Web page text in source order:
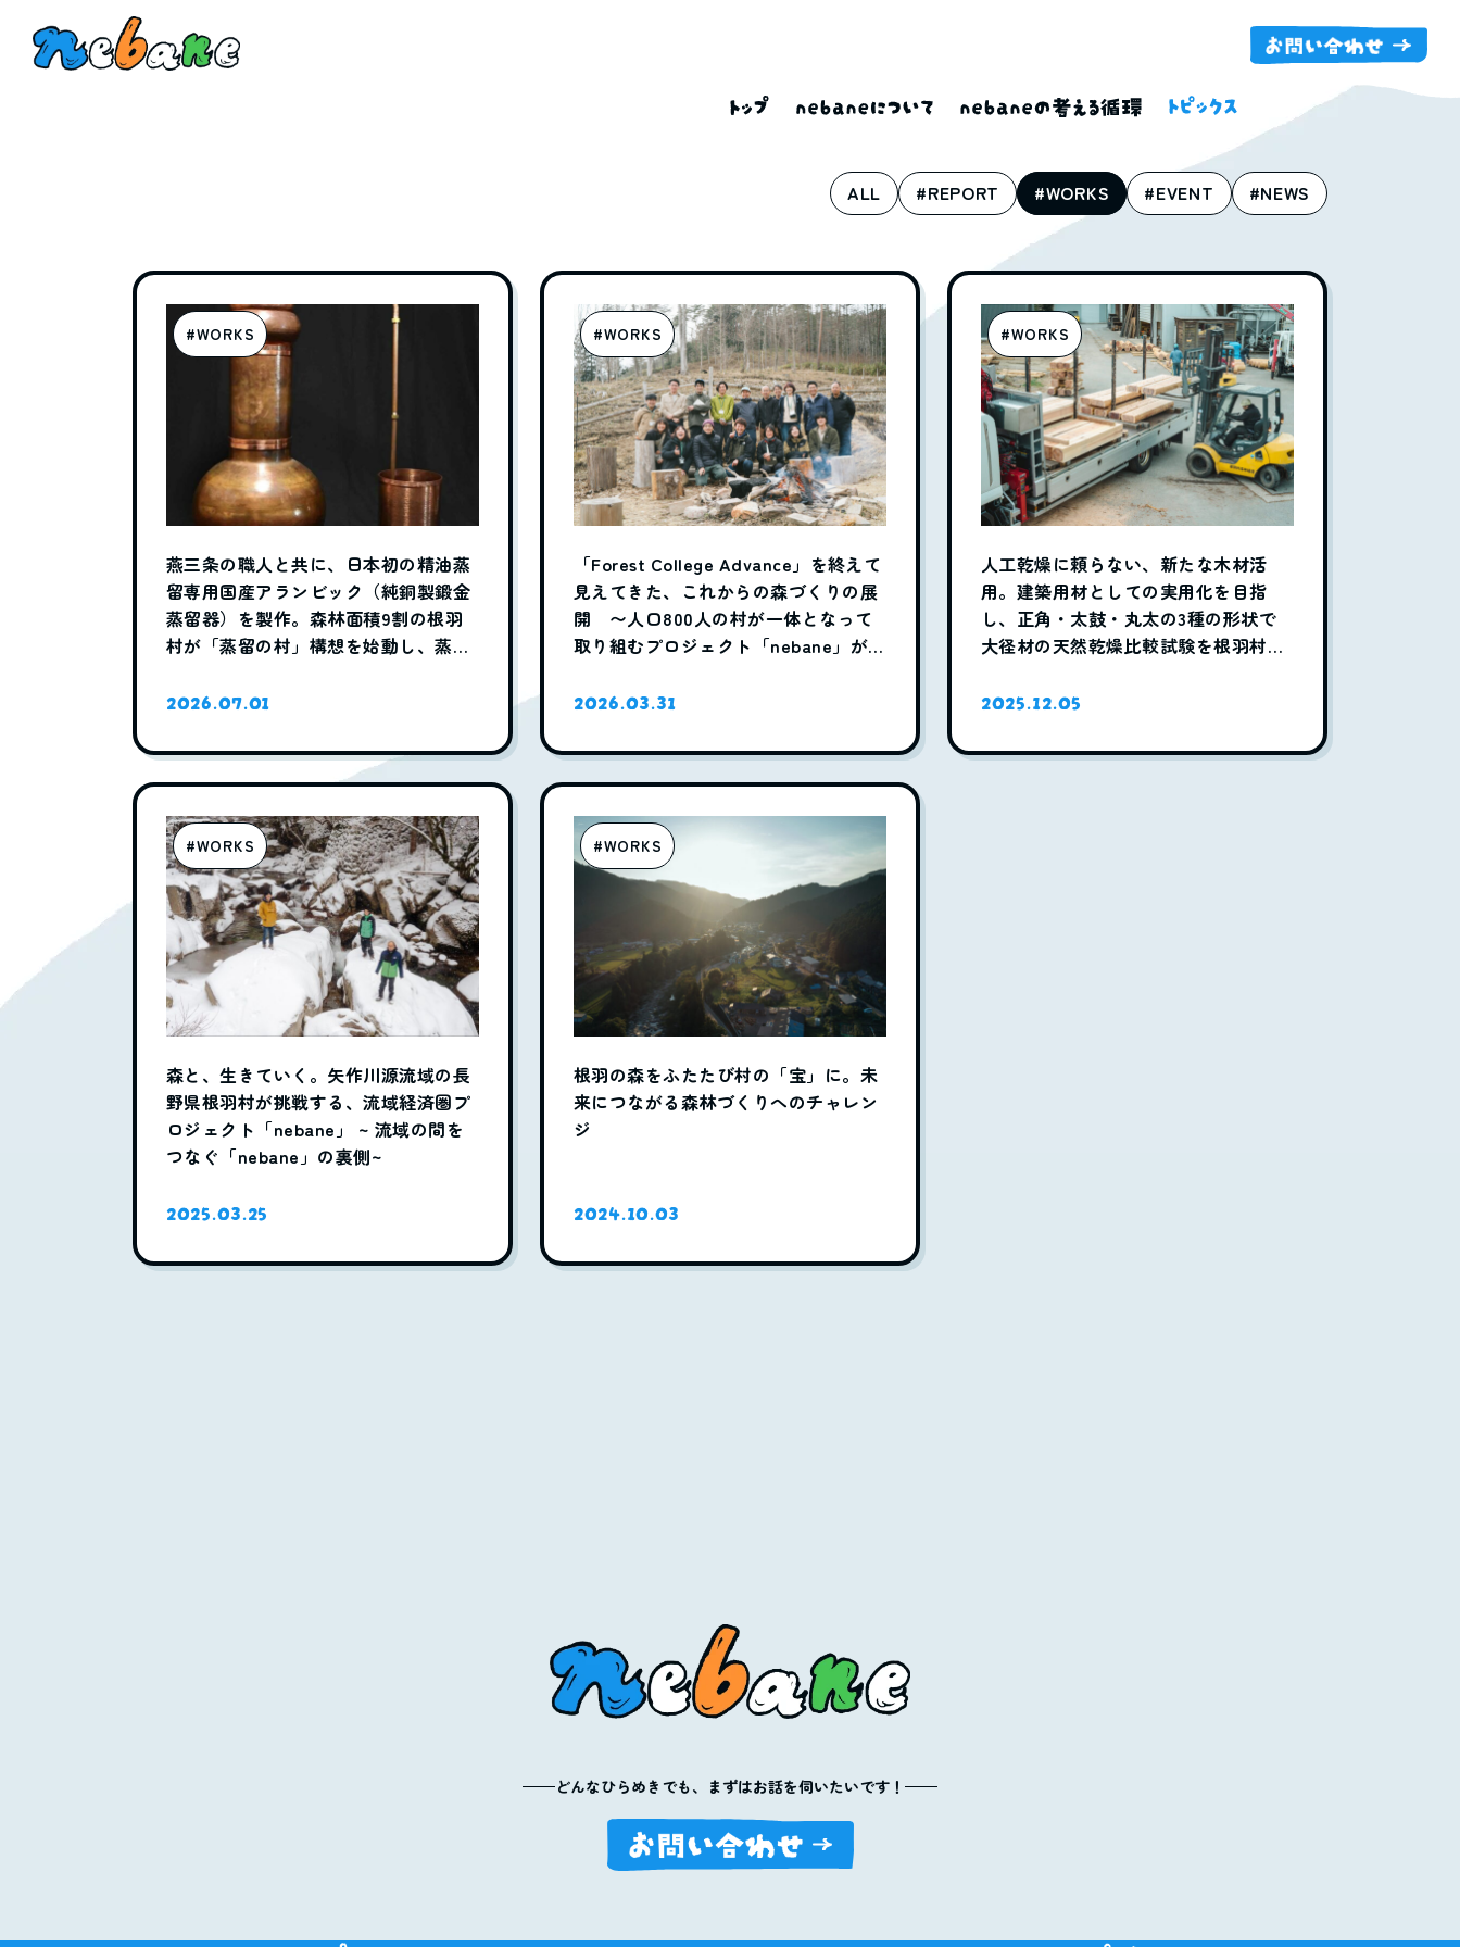
ALL #REPORT #WORKS #EVENT #NEWS
#WORKS
燕三条の職人と共に、日本初の精油蒸
留専用国産アランビック（純銅製鍛金
蒸留器）を製作。森林面積9割の根羽
村が「蒸留の村」構想を始動し、蒸留
入れ
2026.07.01
#WORKS
「Forest College Advance」を終えて
見えてきた、これからの森づくりの展
開 〜人口800人の村が一体となって
取り組むプロジェクト「nebane」が積
2026.03.31
#WORKS
人工乾燥に頼らない、新たな木材活
用。建築用材としての実用化を目指
し、正角・太鼓・丸太の3種の形状で
大径材の天然乾燥比較試験を根羽村森
2025.12.05
#WORKS
森と、生きていく。矢作川源流域の長
野県根羽村が挑戦する、流域経済圏プ
ロジェクト「nebane」 ~ 流域の間を
つなぐ「nebane」の裏側~
2025.03.25
#WORKS
根羽の森をふたたび村の「宝」に。未
来につながる森林づくりへのチャレン
ジ
2024.10.03
どんなひらめきでも、まずはお話を伺いたいです！